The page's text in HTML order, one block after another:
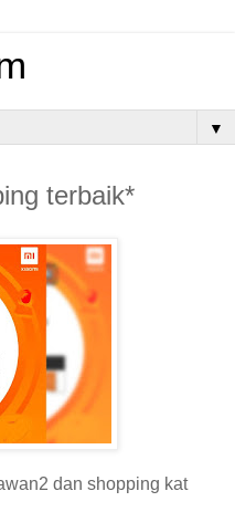
▼
terbaik*
dan shopping kat